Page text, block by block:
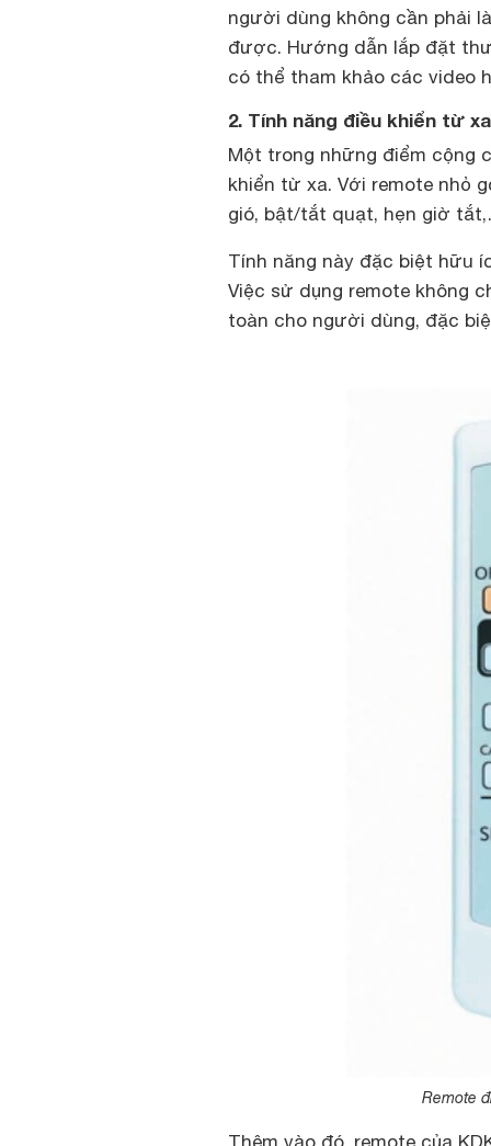
người dùng không cần phải
được. Hướng dẫn lắp đặt
có thể tham khảo các video
2. Tính năng điều khiển từ
Một trong những điểm cộng
khiển từ xa. Với remote nhỏ
gió, bật/tắt quạt, hẹn giờ
Tính năng này đặc biệt hữu
Việc sử dụng remote không
toàn cho người dùng, đặc
Remote
Thêm vào đó, remote của